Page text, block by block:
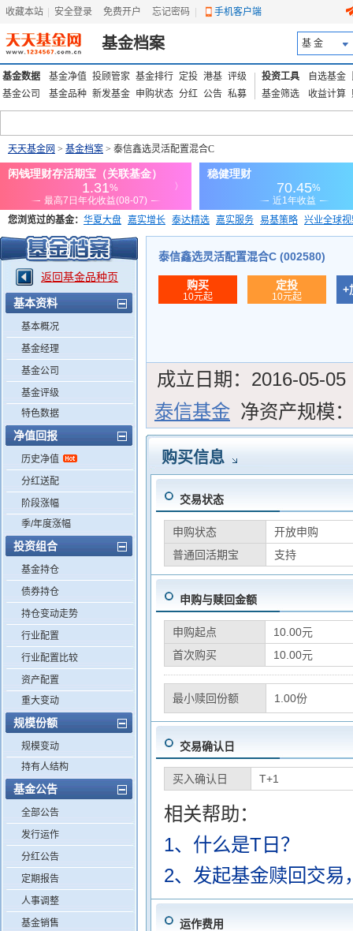
收藏本站 安全登录 免费开户 忘记密码 手机客户端
基金档案 基 金
基金数据 基金净值 投顾管家 基金排行 定投 港基 评级
基金公司
基金品种 新发基金 申购状态 分红 公告 私募
投资工具 自选基金
基金筛选
收益计算
天天基金网 > 基金档案 > 泰信鑫选灵活配置混合C
您浏览过的基金： 华夏大盘 嘉实增长 泰达精选 嘉实服务 易基策略 兴业全球
添富优势 华安宏利 上证180价值ETF
返回基金品种页
基本资料
基本概况
基金经理
基金公司
基金评级
特色数据
净值回报
历史净值
分红送配
阶段涨幅
季/年度涨幅
投资组合
基金持仓
债券持仓
持仓变动走势
行业配置
行业配置比较
资产配置
重大变动
规模份额
规模变动
持有人结构
基金公告
全部公告
发行运作
分红公告
定期报告
人事调整
基金销售
泰信鑫选灵活配置混合C (002580)
购买
10元起
定投
10元起
+
成立日期： 2016-05-05
泰信基金 净资产规模：
购买信息
交易状态
申购状态
开放申购
普通回活期宝
支持
申购与赎回金额
申购起点
10.00元
首次购买
10.00元
最小赎回份额 1.00份
交易确认日
买入确认日 T+1
相关帮助：
1、什么是T日？
2、发起基金赎回交易
运作费用